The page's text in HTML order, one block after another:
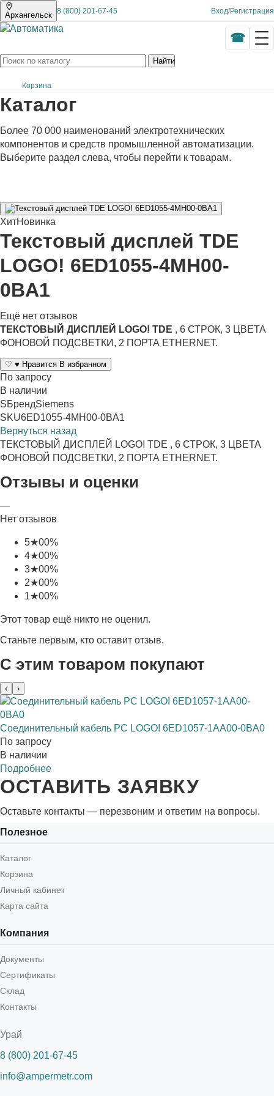
Архангельск 8 (800) 201-67-45 Вход/Регистрация
Найти
Корзина
Каталог
Более 70 000 наименований электротехнических
компонентов и средств промышленной автоматизации.
Выберите раздел слева, чтобы перейти к товарам.
ХитНовинка
Текстовый дисплей TDE
LOGO! 6ED1055-4MH00-
0BA1
Ещё нет отзывов
ТЕКСТОВЫЙ ДИСПЛЕЙ LOGO! TDE , 6 СТРОК, 3 ЦВЕТА
ФОНОВОЙ ПОДСВЕТКИ, 2 ПОРТА ETHERNET.
♡ ♥ Нравится В избранном
По запросу
В наличии
SБрендSiemens
SKU6ED1055-4MH00-0BA1
Вернуться назад
ТЕКСТОВЫЙ ДИСПЛЕЙ LOGO! TDE , 6 СТРОК, 3 ЦВЕТА
ФОНОВОЙ ПОДСВЕТКИ, 2 ПОРТА ETHERNET.
Отзывы и оценки
—
Нет отзывов
5★00%
4★00%
3★00%
2★00%
1★00%
Этот товар ещё никто не оценил.
Станьте первым, кто оставит отзыв.
С этим товаром покупают
‹ ›
Соединительный кабель PC LOGO! 6ED1057-1AA00-0BA0
По запросу
В наличии
Подробнее
ОСТАВИТЬ ЗАЯВКУ
Оставьте контакты — перезвоним и ответим на вопросы.
Полезное
Каталог
Корзина
Личный кабинет
Карта сайта
Компания
Документы
Сертификаты
Склад
Контакты
Урай
8 (800) 201-67-45
info@ampermetr.com